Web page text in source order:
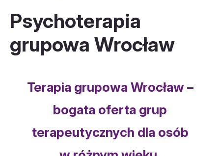
Psychoterapia
grupowa Wrocław
Terapia grupowa Wrocław –
bogata oferta grup
terapeutycznych dla osób